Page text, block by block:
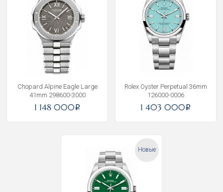
Chopard Alpine Eagle Large
41mm 298600-3000
1 148 000i
Rolex Oyster Perpetual 36mm
126000-0006
1 403 000i
Новые
Получать на почту